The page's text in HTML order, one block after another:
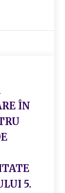
ÎN
5.